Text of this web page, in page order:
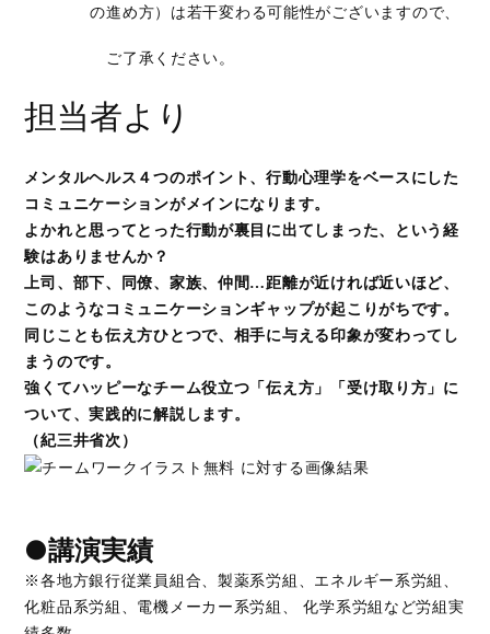
の進め方）は若干変わる可能性がございますので、
ご了承ください。
担当者より
メンタルヘルス４つのポイント、行動心理学をベースにした
コミュニケーションがメインになります。
よかれと思ってとった行動が裏目に出てしまった、という経
験はありませんか？
上司、部下、同僚、家族、仲間…距離が近ければ近いほど、
このようなコミュニケーションギャップが起こりがちです。
同じことも伝え方ひとつで、相手に与える印象が変わってし
まうのです。
強くてハッピーなチーム役立つ「伝え方」「受け取り方」に
ついて、実践的に解説します。
（紀三井省次）
●講演実績
※各地方銀行従業員組合、製薬系労組、エネルギー系労組、
化粧品系労組、電機メーカー系労組、 化学系労組など労組実